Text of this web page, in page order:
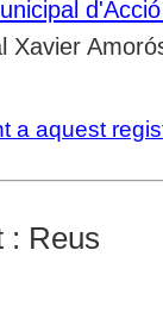
Xavier
a aquest
: Reus